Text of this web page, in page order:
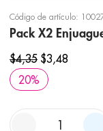
Código de artículo:
Pack X2
$4,35 $3,48
20%
1 . protector solar
2. pañales
3. eucerin
4. cerave